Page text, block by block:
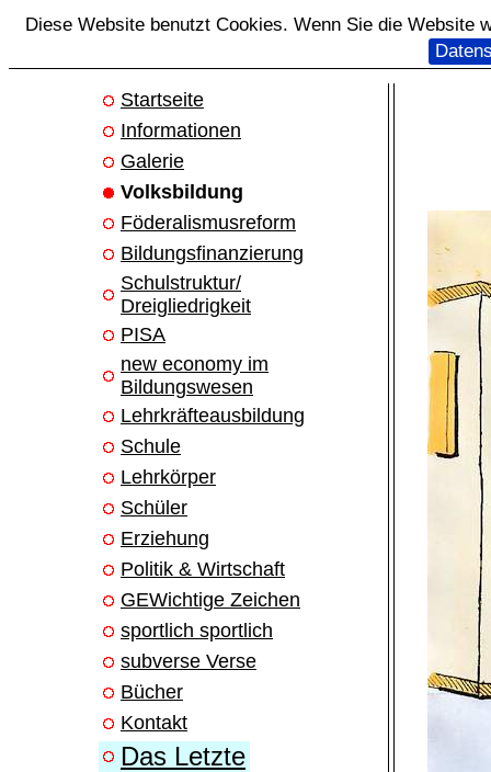
Diese Website benutzt Cookies. Wenn Sie die Website
Startseite
Informationen
Galerie
Volksbildung
Föderalismusreform
Bildungsfinanzierung
Schulstruktur/
Dreigliedrigkeit
PISA
new economy im
Bildungswesen
Lehrkräfteausbildung
Schule
Lehrkörper
Schüler
Erziehung
Politik & Wirtschaft
GEWichtige Zeichen
sportlich sportlich
subverse Verse
Bücher
Kontakt
Das Letzte